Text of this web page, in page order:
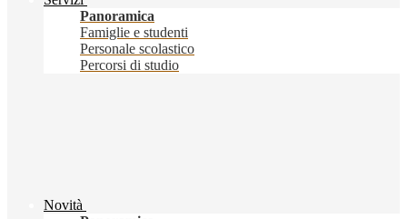
Panoramica
Famiglie e studenti
Personale scolastico
Percorsi di studio
Novità